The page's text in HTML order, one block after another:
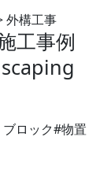
外構工事
工事例
ロック#物置